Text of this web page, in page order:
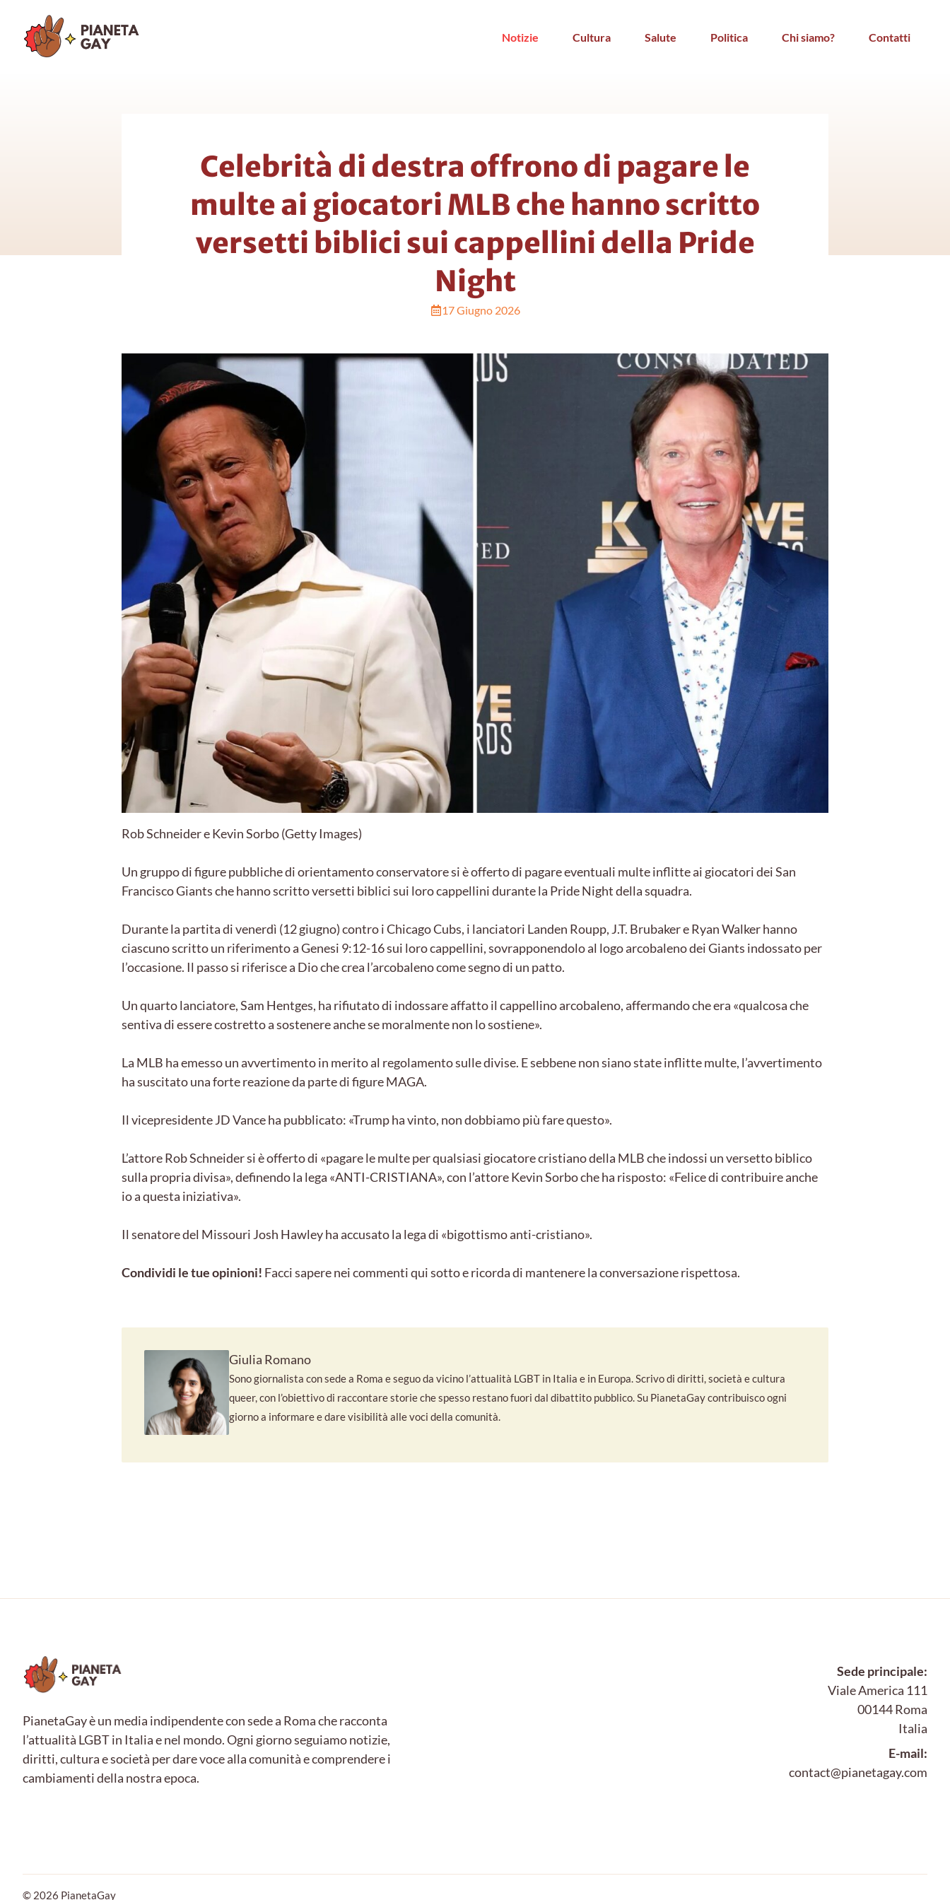
contenuto
Notizie Cultura Salute Politica Chi siamo? Contatti
Celebrità di destra offrono di pagare le
multe ai giocatori MLB che hanno scritto
versetti biblici sui cappellini della Pride
Night
17 Giugno 2026
Rob Schneider e Kevin Sorbo (Getty Images)
Un gruppo di figure pubbliche di orientamento conservatore si è offerto di pagare eventuali multe inflitte ai giocatori dei San
Francisco Giants che hanno scritto versetti biblici sui loro cappellini durante la Pride Night della squadra.
Durante la partita di venerdì (12 giugno) contro i Chicago Cubs, i lanciatori Landen Roupp, J.T. Brubaker e Ryan Walker hanno
ciascuno scritto un riferimento a Genesi 9:12-16 sui loro cappellini, sovrapponendolo al logo arcobaleno dei Giants indossato per
l’occasione. Il passo si riferisce a Dio che crea l’arcobaleno come segno di un patto.
Un quarto lanciatore, Sam Hentges, ha rifiutato di indossare affatto il cappellino arcobaleno, affermando che era «qualcosa che
sentiva di essere costretto a sostenere anche se moralmente non lo sostiene».
La MLB ha emesso un avvertimento in merito al regolamento sulle divise. E sebbene non siano state inflitte multe, l’avvertimento
ha suscitato una forte reazione da parte di figure MAGA.
Il vicepresidente JD Vance ha pubblicato: «Trump ha vinto, non dobbiamo più fare questo».
L’attore Rob Schneider si è offerto di «pagare le multe per qualsiasi giocatore cristiano della MLB che indossi un versetto biblico
sulla propria divisa», definendo la lega «ANTI-CRISTIANA», con l’attore Kevin Sorbo che ha risposto: «Felice di contribuire anche
io a questa iniziativa».
Il senatore del Missouri Josh Hawley ha accusato la lega di «bigottismo anti-cristiano».
Condividi le tue opinioni! Facci sapere nei commenti qui sotto e ricorda di mantenere la conversazione rispettosa.
Giulia Romano
Sono giornalista con sede a Roma e seguo da vicino l’attualità LGBT in Italia e in Europa. Scrivo di diritti, società e cultura
queer, con l’obiettivo di raccontare storie che spesso restano fuori dal dibattito pubblico. Su PianetaGay contribuisco ogni
giorno a informare e dare visibilità alle voci della comunità.
PianetaGay è un media indipendente con sede a Roma che racconta
l’attualità LGBT in Italia e nel mondo. Ogni giorno seguiamo notizie,
diritti, cultura e società per dare voce alla comunità e comprendere i
cambiamenti della nostra epoca.
Sede principale:
Viale America 111
00144 Roma
Italia
E-mail:
contact@pianetagay.com
© 2026 PianetaGay